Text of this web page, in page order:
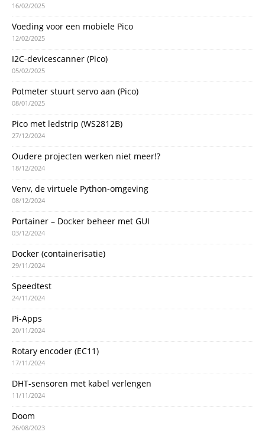
16/02/2025
Voeding voor een mobiele Pico
12/02/2025
I2C-devicescanner (Pico)
05/02/2025
Potmeter stuurt servo aan (Pico)
08/01/2025
Pico met ledstrip (WS2812B)
27/12/2024
Oudere projecten werken niet meer!?
18/12/2024
Venv, de virtuele Python-omgeving
08/12/2024
Portainer – Docker beheer met GUI
03/12/2024
Docker (containerisatie)
29/11/2024
Speedtest
24/11/2024
Pi-Apps
20/11/2024
Rotary encoder (EC11)
17/11/2024
DHT-sensoren met kabel verlengen
11/11/2024
Doom
26/08/2023